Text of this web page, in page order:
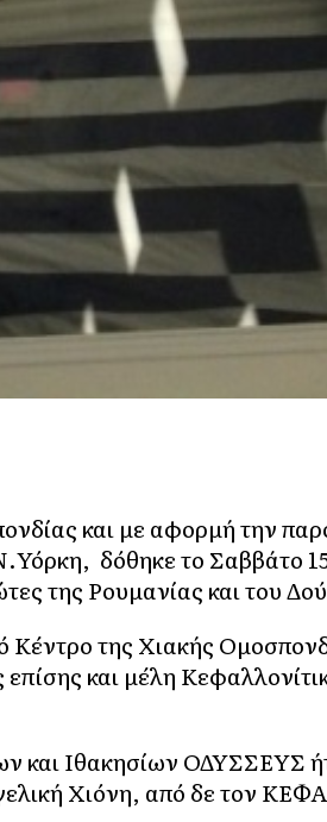
και με αφορμή την
δόθηκε το Σαββάτο
της Ρουμανίας και του
Κέντρο της Χιακής
και μέλη
και Ιθακησίων ΟΔΥΣΣΕΥΣ
Χιόνη, από δε τον